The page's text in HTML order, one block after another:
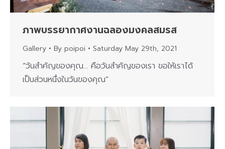
ภาพบรรยากาศงานฉลองมงคลสมรส
Gallery By poipoi Saturday May 29th, 2021
“วันสำคัญของคุณ… คือวันสำคัญของเรา ขอให้เราได้
เป็นส่วนหนึ่งในวันของคุณ”